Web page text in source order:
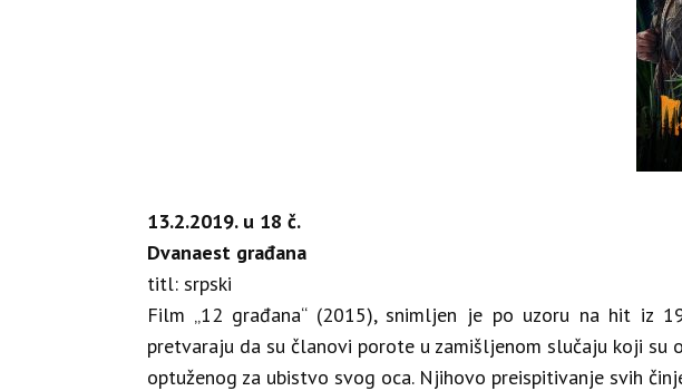
13.2.2019. u 18 č.
Dvanaest građana
titl: srpski
Film „12 građana“ (2015), snimljen je po uzoru na hit iz
pretvaraju da su članovi porote u zamišljenom slučaju koji
optuženog za ubistvo svog oca. Njihovo preispitivanje svih